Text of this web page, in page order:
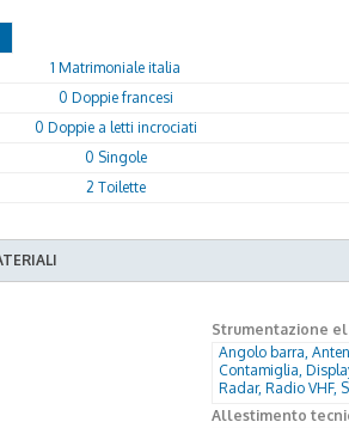
1 Matrimoniale italia
0 Doppie francesi
0 Doppie a letti incrociati
0 Singole
2 Toilette
Strumentazione
Angolo barra,
Contamiglia,
Radar, Radio VHF,
Allestimento